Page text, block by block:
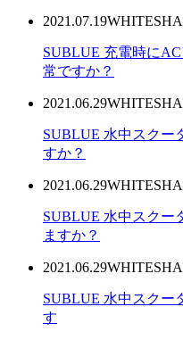
2021.07.19
SUBLUE 充電時に
常ですか？
2021.06.29
SUBLUE 水中スクー
すか？
2021.06.29
SUBLUE 水中スクー
ますか？
2021.06.29
SUBLUE 水中スクー
す